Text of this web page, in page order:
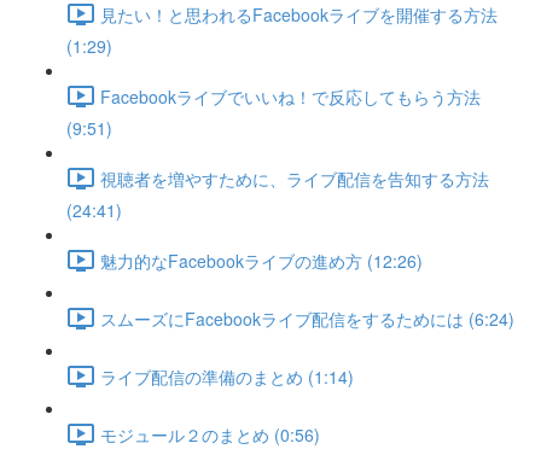
見たい！と思われるFacebookライブを開催する方法
(1:29)
Facebookライブでいいね！で反応してもらう方法
(9:51)
視聴者を増やすために、ライブ配信を告知する方法
(24:41)
魅力的なFacebookライブの進め方 (12:26)
スムーズにFacebookライブ配信をするためには (6:24)
ライブ配信の準備のまとめ (1:14)
モジュール２のまとめ (0:56)